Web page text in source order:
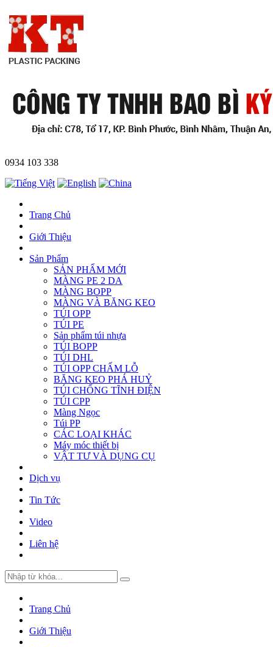
0934 103 338
Trang Chủ
Giới Thiệu
Sản Phẩm
SẢN PHẨM MỚI
MÀNG PE 2 DA
MÀNG BOPP
MÀNG VÀ BĂNG KEO
TÚI OPP
TÚI PE
Sản phẩm túi nhựa
TÚI BOPP
TÚI DHL
TÚI OPP CHẤM LỖ
BĂNG KEO PHÁ HUỶ
TÚI CHỐNG TĨNH ĐIỆN
TÚI CPP
Màng Ngọc
Túi PP
CÁC LOẠI KHÁC
Máy móc thiết bị
VẬT TƯ VÀ DỤNG CỤ
Dịch vụ
Tin Tức
Video
Liên hệ
Trang Chủ
Giới Thiệu